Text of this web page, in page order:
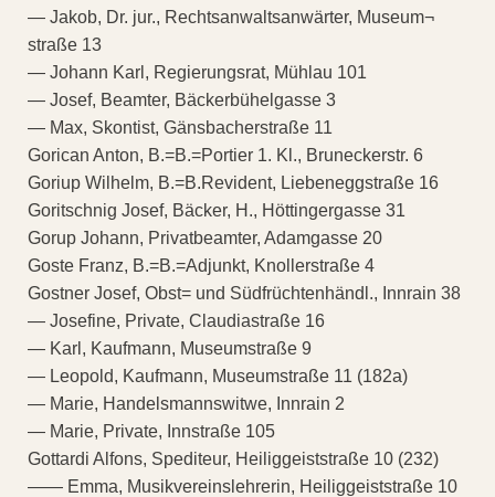
— Jakob, Dr. jur., Rechtsanwaltsanwärter, Museum¬
straße 13
— Johann Karl, Regierungsrat, Mühlau 101
— Josef, Beamter, Bäckerbühelgasse 3
— Max, Skontist, Gänsbacherstraße 11
Gorican Anton, B.=B.=Portier 1. Kl., Bruneckerstr. 6
Goriup Wilhelm, B.=B.Revident, Liebeneggstraße 16
Goritschnig Josef, Bäcker, H., Höttingergasse 31
Gorup Johann, Privatbeamter, Adamgasse 20
Goste Franz, B.=B.=Adjunkt, Knollerstraße 4
Gostner Josef, Obst= und Südfrüchtenhändl., Innrain 38
— Josefine, Private, Claudiastraße 16
— Karl, Kaufmann, Museumstraße 9
— Leopold, Kaufmann, Museumstraße 11 (182a)
— Marie, Handelsmannswitwe, Innrain 2
— Marie, Private, Innstraße 105
Gottardi Alfons, Spediteur, Heiliggeiststraße 10 (232)
—— Emma, Musikvereinslehrerin, Heiliggeiststraße 10